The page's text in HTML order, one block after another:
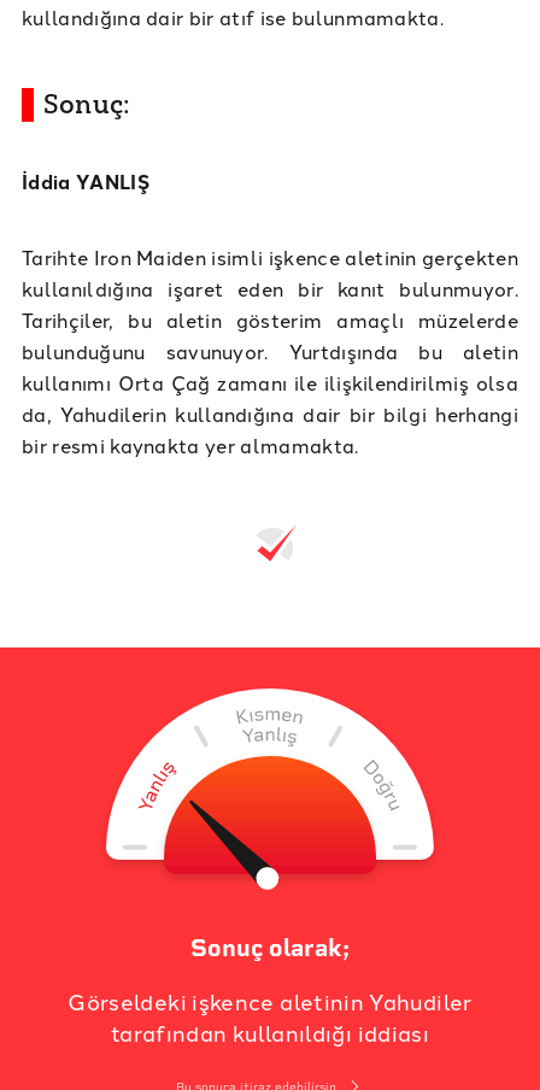
kullandığına dair bir atıf ise bulunmamakta.
Sonuç:
İddia YANLIŞ
Tarihte Iron Maiden isimli işkence aletinin gerçekten
kullanıldığına işaret eden bir kanıt bulunmuyor.
Tarihçiler, bu aletin gösterim amaçlı müzelerde
bulunduğunu savunuyor. Yurtdışında bu aletin
kullanımı Orta Çağ zamanı ile ilişkilendirilmiş olsa
da, Yahudilerin kullandığına dair bir bilgi herhangi
bir resmi kaynakta yer almamakta.
Sonuç olarak;
Görseldeki işkence aletinin Yahudiler
tarafından kullanıldığı iddiası
Bu sonuca itiraz edebilirsin